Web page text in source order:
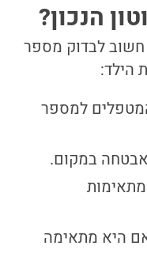
הנכון?
לבדוק מספר
הילד:
למספר
במקום.
היא מתאימה